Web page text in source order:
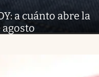
a cuánto abre la